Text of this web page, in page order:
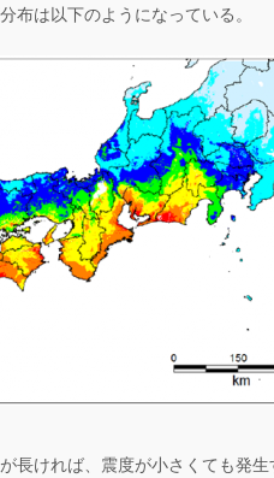
布は以下のようになっている。
長ければ、震度が小さくても発